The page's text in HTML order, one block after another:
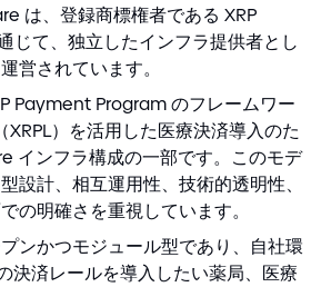
は、登録商標権者である XRP
じて、独立したインフラ提供者とし
営されています。
Payment Program のフレームワー
XRPL）を活用した医療決済導入のた
インフラ構成の一部です。このモデ
設計、相互運用性、技術的透明性、
の明確さを重視しています。
ンかつモジュール型であり、自社環
決済レールを導入したい薬局、医療